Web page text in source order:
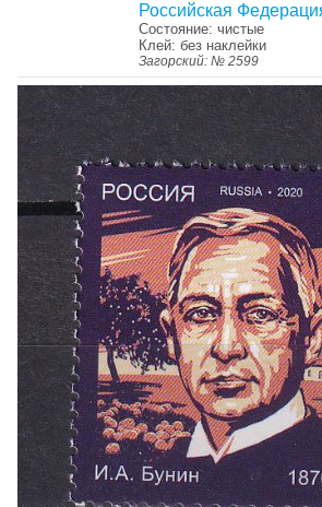
Российская
Состояние: чистые
Клей: без наклейки
Загорский: № 2599